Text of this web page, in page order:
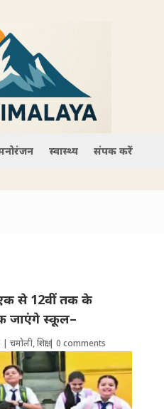
स्वास्थ्य संपर्क करें
से 12वीं तक के
जाएंगे स्कूल–
| चमोली,शिक्षा| 0 comments